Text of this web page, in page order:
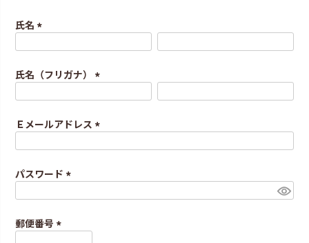
氏名
須
)
氏名（フリガナ）
須
)
Ｅメールアドレス
)
パスワード
)
郵便番号